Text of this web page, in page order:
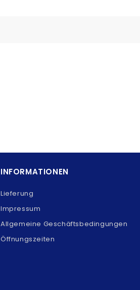
INFORMATIONEN
Lieferung
Impressum
Allgemeine Geschäftsbedingungen
Öffnungszeiten